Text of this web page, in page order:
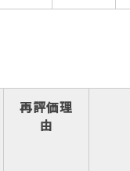
再評価理
由